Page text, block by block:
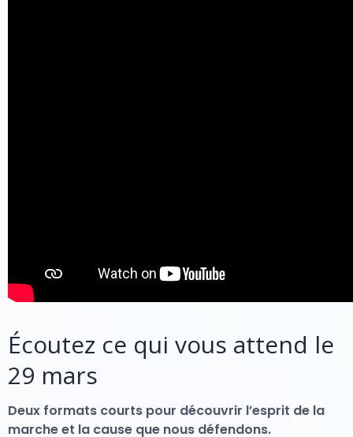
Écoutez ce qui vous attend le
29 mars
Deux formats courts pour découvrir l’esprit de la
marche et la cause que nous défendons.